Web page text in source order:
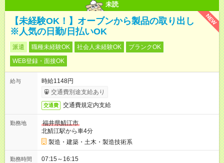
未読
NEW
【未経験OK！】オーブンから製品の取り出し
※人気の日勤/日払いOK
派遣 職種未経験OK 社会人未経験OK
ブランクOK
WEB登録・面接OK
給与
時給1148円
交通費別途支給あり
交通費 交通費規定内支給
勤務地
福井県鯖江市
北鯖江駅から車4分
製造・建築・土木・製造技術系
勤務時間 07:15～16:15